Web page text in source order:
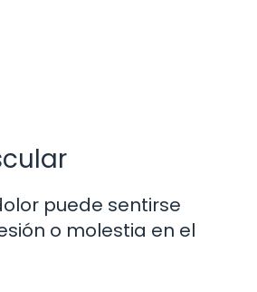
puede sentirse
o molestia en el